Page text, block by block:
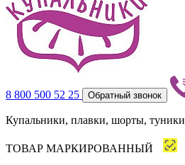
8 800 500 52 25 Обратный звонок
Купальники, плавки, шорты, туники
ТОВАР МАРКИРОВАННЫЙ